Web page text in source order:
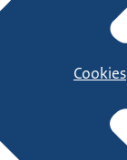
Cookies